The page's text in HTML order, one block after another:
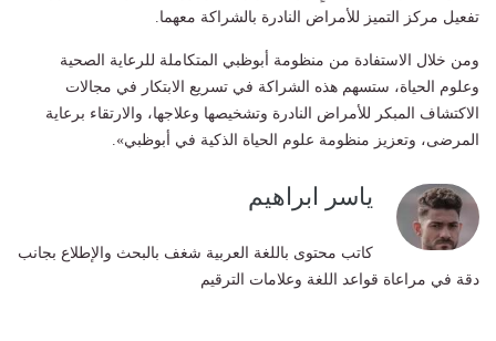
تفعيل مركز التميز للأمراض النادرة بالشراكة معهما.
ومن خلال الاستفادة من منظومة أبوظبي المتكاملة للرعاية الصحية
وعلوم الحياة، ستسهم هذه الشراكة في تسريع الابتكار في مجالات
الاكتشاف المبكر للأمراض النادرة وتشخيصها وعلاجها، والارتقاء برعاية
المرضى، وتعزيز منظومة علوم الحياة الذكية في أبوظبي».
ياسر ابراهيم
كاتب محتوى باللغة العربية شغف بالبحث والإطلاع بجانب
دقة في مراعاة قواعد اللغة وعلامات الترقيم